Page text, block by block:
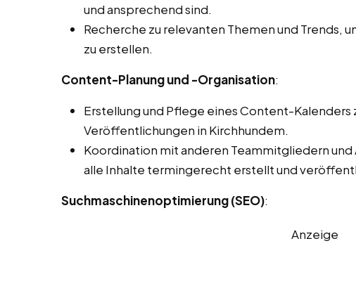
und ansprechend sind.
Recherche zu relevanten Themen und Trends,
zu erstellen.
Content-Planung und -Organisation:
Erstellung und Pflege eines Content-Kalenders
Veröffentlichungen in Kirchhundem.
Koordination mit anderen Teammitgliedern
alle Inhalte termingerecht erstellt und
Suchmaschinenoptimierung (SEO):
Anzeige